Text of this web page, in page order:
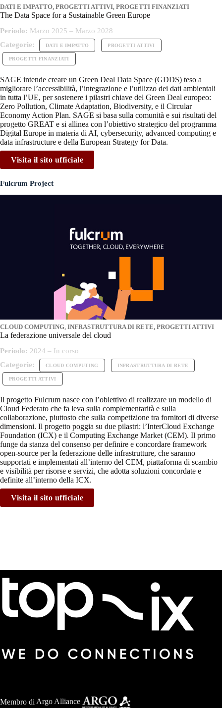
DATI E IMPATTO PROGETTI ATTIVI PROGETTI FINANZIATI
The Data Space for a Sustainable Green Europe
Periodo: Marzo 2025 – Marzo 2028
Categorie:
DATI E IMPATTO PROGETTI ATTIVI
PROGETTI FINANZIATI
SAGE intende creare un Green Deal Data Space (GDDS) teso a
migliorare l’accessibilità, l’integrazione e l’utilizzo dei dati ambientali
in tutta l’UE, per sostenere i pilastri chiave del Green Deal europeo:
Zero Pollution, Climate Adaptation, Biodiversity, e il Circular
Economy Action Plan. SAGE si basa sulla comunità e sui risultati del
progetto GREAT e si allinea con l’obiettivo strategico del programma
Digital Europe in materia di AI, cybersecurity, advanced computing e
data infrastructure e della European Strategy for Data.
Visita il sito ufficiale
Fulcrum Project
CLOUD COMPUTING, INFRASTRUTTURA DI RETE, PROGETTI ATTIVI
La federazione universale del cloud
Periodo: 2024 – In corso
Categorie:
CLOUD COMPUTING INFRASTRUTTURA DI RETE
PROGETTI ATTIVI
Il progetto Fulcrum nasce con l’obiettivo di realizzare un modello di
Cloud Federato che fa leva sulla complementarità e sulla
collaborazione, piuttosto che sulla competizione tra fornitori di diverse
dimensioni. Il progetto poggia su due pilastri: l’InterCloud Exchange
Foundation (ICX) e il Computing Exchange Market (CEM). Il primo
funge da stanza del consenso per definire e concordare framework
open-source per la federazione delle infrastrutture, che saranno
supportati e implementati all’interno del CEM, piattaforma di scambio
e visibilità per risorse e servizi, che adotta soluzioni concordate e
definite all’interno della ICX.
Visita il sito ufficiale
Membro di Argo Alliance